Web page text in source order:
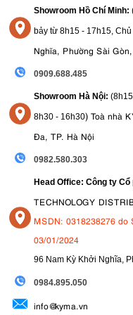
4. Ưu nhược điểm
4.1. Ưu điểm
Công suất mạnh, độ
Ánh sáng daylight
Chỉ số CRI 96 và
Thiết kế gọn nhẹ, dễ
Tích hợp 11 hiệu ứng
Quạt tản nhiệt hoạt
4.2. Nhược điểm
Chỉ dùng nguồn AC,
trời
Nhiệt độ màu cố định
Showroom Hồ Chí Minh:
bảy từ 8h15 - 17h15, Chủ
Nghĩa, Phường Sài
0909.688.485
Showroom Hà Nội:
8h30 - 16h30) Toà nhà
Đa, TP. Hà Nội
0982.580.303
Head Office: Công ty Cổ
TECHNOLOGY
MSDN: 0318238276 do
03/01/2024
96 Nam Kỳ Khởi Nghĩa,
0984.895.050
info@kyma.vn